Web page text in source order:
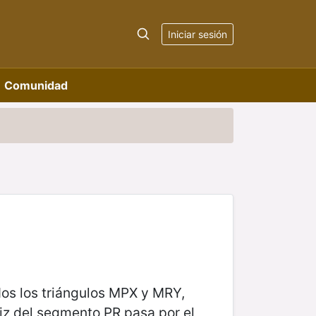
Iniciar sesión
Comunidad
los triángulos MPX y MRY,
del segmento PR pasa por el